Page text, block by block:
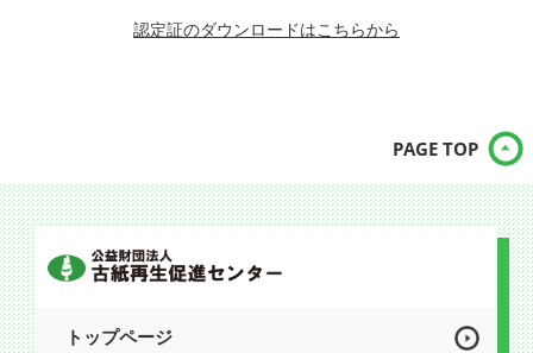
認定証のダウンロードはこちらから
PAGE TOP
トップページ